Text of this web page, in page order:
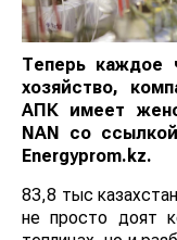
Теперь каждое
хозяйство,
АПК имеет
NAN
со
Еnergyprom.kz.
83,8 тыс
не просто доят